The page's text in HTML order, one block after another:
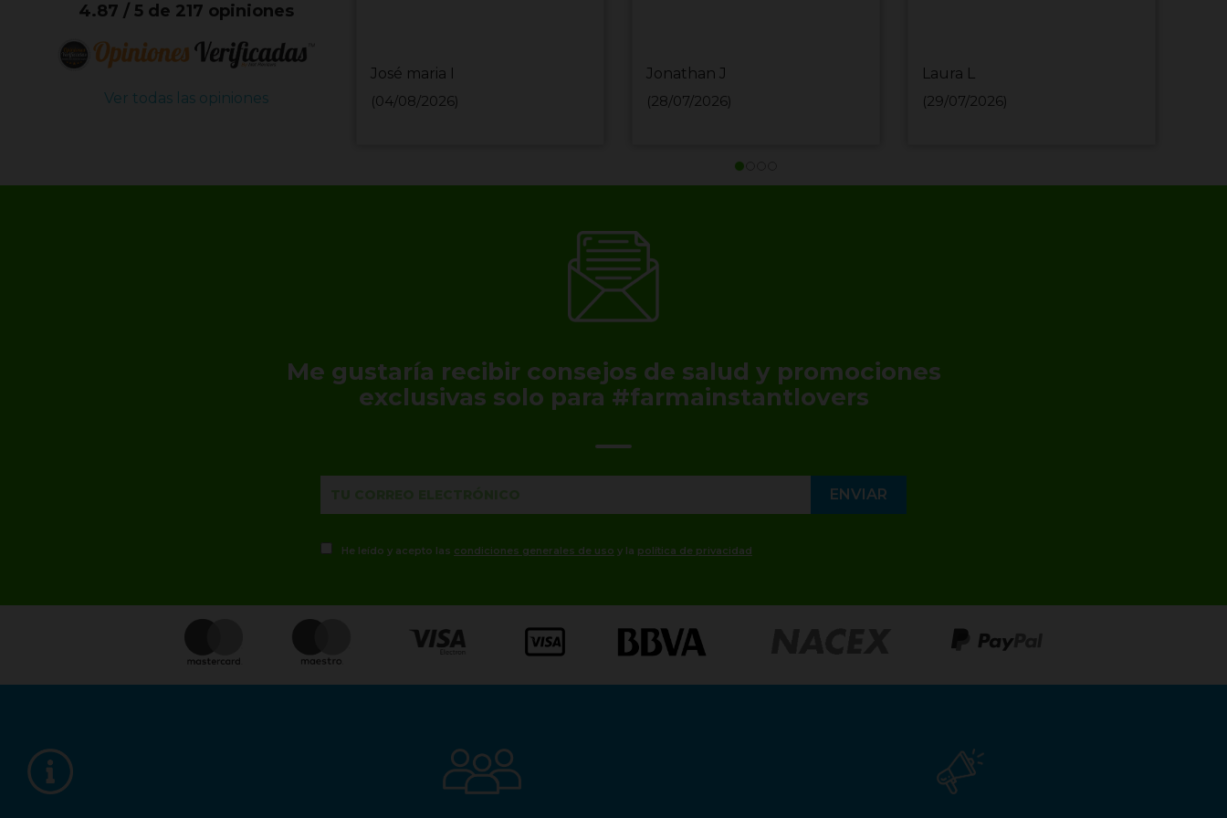
4.87 / 5 de 217 opiniones
Ver todas las opiniones
José maria I
(04/08/2026)
Jonathan J
(28/07/2026)
Laura L
(29/07/2026)
Me gustaría recibir consejos de salud y promociones
exclusivas solo para #farmainstantlovers
He leído y acepto las condiciones generales de uso y la política de privacidad